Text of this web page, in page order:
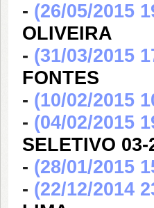
- (26/05/2015
OLIVEIRA
- (31/03/2015
FONTES
- (10/02/2015
- (04/02/2015
SELETIVO 03-
- (28/01/2015
- (22/12/2014